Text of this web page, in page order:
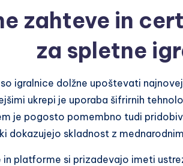
zahteve in
za spletne
igralnice dolžne upoštevati
ukrepi je uporaba šifrirnih
je pogosto pomembno tudi
dokazujejo skladnost z
platforme si prizadevajo imeti